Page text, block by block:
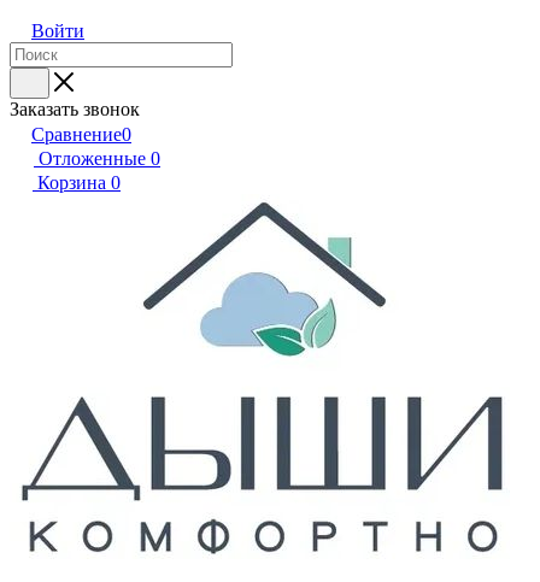
Войти
Заказать звонок
Сравнение0
Отложенные 0
Корзина 0